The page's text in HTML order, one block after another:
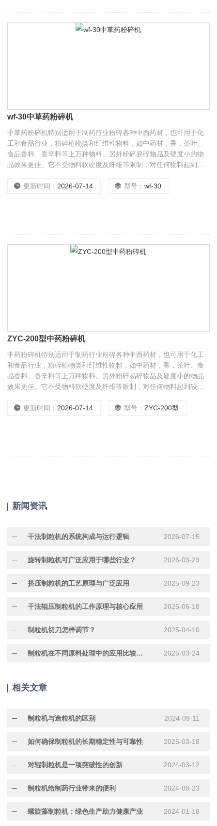
wf-30中草药粉碎机
中草药粉碎机特别适用于制药行业粉碎各种中西药材，也可用于化
工和食品行业，粉碎植物类和纤维性物料，如中药材，香，茶叶、
食品香料、香辛料等上万种物料。另外粉碎易碎物品及硬度小的物
品效果更佳。它不受物料软硬度及纤维等限制，对任何物料起到较
采用全不锈钢制造，无粉尘污染，经GMP医药卫生标准验证，，可
更新时间： 2026-07-14 型号：wf-30
ZYC-200型中药粉碎机
中药粉碎机特别适用于制药行业粉碎各种中西药材，也可用于化工
和食品行业，粉碎植物类和纤维性物料，如中药材，香，茶叶、食
品香料、香辛料等上万种物料。另外粉碎易碎物品及硬度小的物品
效果更佳。它不受物料软硬度及纤维等限制，对任何物料起到较好
用全不锈钢制造，无粉尘污染，经GMP医药卫生标准验证，*符合各
更新时间： 2026-07-14 型号：ZYC-200型
新闻资讯
干法制粒机的系统构成与运行逻辑 2026-07-15
旋转制粒机可广泛应用于哪些行业？ 2026-03-23
挤压制粒机的工艺原理与广泛应用 2025-09-23
干法辊压制粒机的工作原理与核心应用 2025-06-18
制粒机切刀怎样调节？ 2025-04-10
制粒机在不同原料处理中的应用比较与分析 2025-03-24
相关文章
制粒机与造粒机的区别 2024-09-11
如何确保制粒机的长期稳定性与可靠性 2025-03-18
对辊制粒机是一项突破性的创新 2024-03-12
制粒机给制药行业带来的便利 2024-08-23
螺旋藻制粒机：绿色生产助力健康产业 2024-01-18